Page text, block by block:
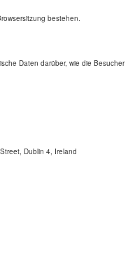
bestehen.
Daten darüber, wie die Besucher
Dublin 4, Ireland